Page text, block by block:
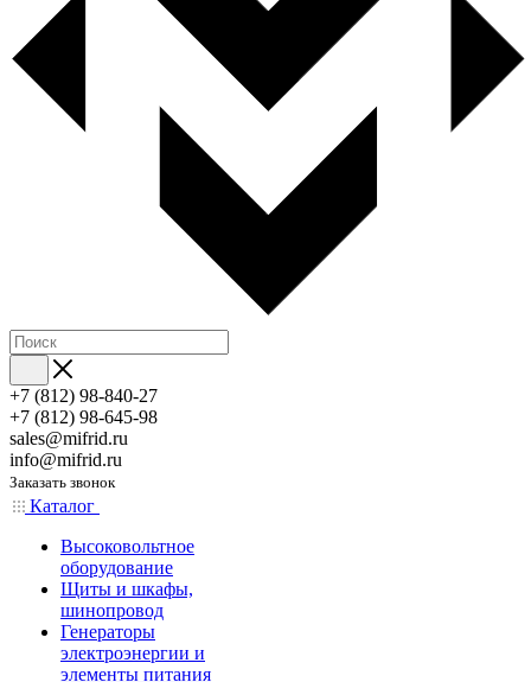
+7 (812) 98-840-27
+7 (812) 98-645-98
sales@mifrid.ru
info@mifrid.ru
Заказать звонок
Каталог
Высоковольтное
оборудование
Щиты и шкафы,
шинопровод
Генераторы
электроэнергии и
элементы питания